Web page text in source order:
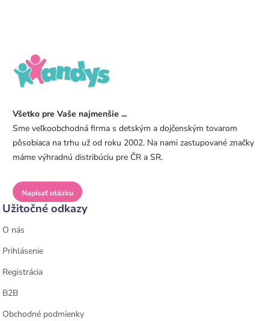
Všetko pre Vaše najmenšie ...
Sme veľkoobchodná firma s detským a dojčenským tovarom
pôsobiaca na trhu už od roku 2002. Na nami zastupované značky
máme výhradnú distribúciu pre ČR a SR.
Napísať otázku
Užitočné odkazy
O nás
Prihlásenie
Registrácia
B2B
Obchodné podmienky